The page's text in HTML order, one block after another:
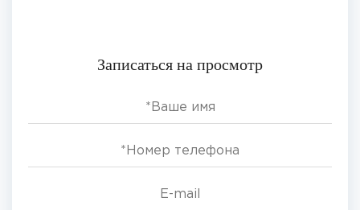
Записаться на просмотр